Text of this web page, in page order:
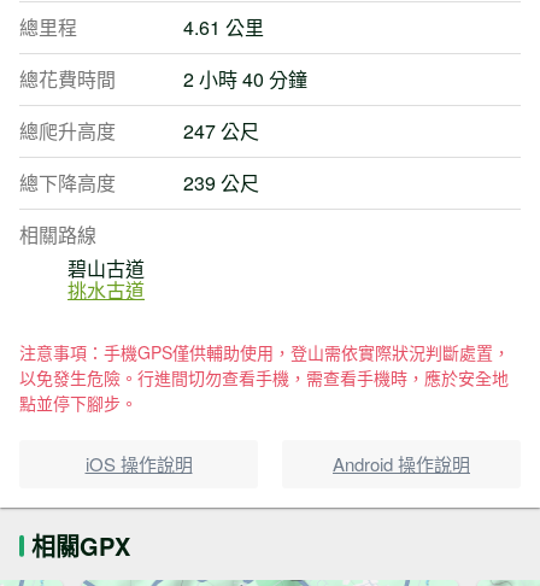
總里程
4.61 公里
總花費時間
2 小時 40 分鐘
總爬升高度
247 公尺
總下降高度
239 公尺
相關路線
碧山古道
挑水古道
注意事項：手機GPS僅供輔助使用，登山需依實際狀況判斷處置，
以免發生危險。行進間切勿查看手機，需查看手機時，應於安全地
點並停下腳步。
iOS 操作說明 Android 操作說明
相關GPX